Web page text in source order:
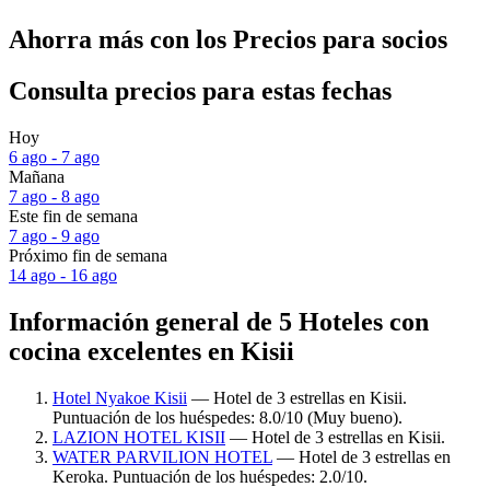
Ahorra más con los Precios para socios
Consulta precios para estas fechas
Hoy
6 ago - 7 ago
Mañana
7 ago - 8 ago
Este fin de semana
7 ago - 9 ago
Próximo fin de semana
14 ago - 16 ago
Información general de 5 Hoteles con
cocina excelentes en Kisii
Hotel Nyakoe Kisii — Hotel de 3 estrellas en Kisii.
Puntuación de los huéspedes: 8.0/10 (Muy bueno).
LAZION HOTEL KISII — Hotel de 3 estrellas en Kisii.
WATER PARVILION HOTEL — Hotel de 3 estrellas en
Keroka. Puntuación de los huéspedes: 2.0/10.